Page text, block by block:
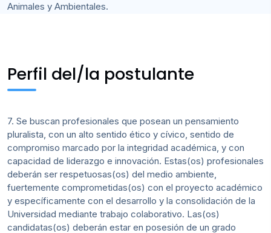
Animales y Ambientales.
Perfil del/la postulante
7. Se buscan profesionales que posean un pensamiento
pluralista, con un alto sentido ético y cívico, sentido de
compromiso marcado por la integridad académica, y con
capacidad de liderazgo e innovación. Estas(os) profesionales
deberán ser respetuosas(os) del medio ambiente,
fuertemente comprometidas(os) con el proyecto académico
y específicamente con el desarrollo y la consolidación de la
Universidad mediante trabajo colaborativo. Las(os)
candidatas(os) deberán estar en posesión de un grado